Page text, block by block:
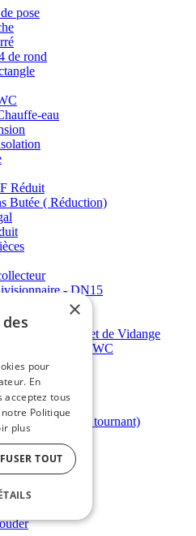
pose
de rond
eau
Réduit
Butée ( Réduction)
- DN15
préssion
Poultion & Robinet de Vidange
a laver & WC
Douille (Écrou tournant)
à Butée
Femelle
×
pour
En
acceptez tous
Politique
plus
TOUT